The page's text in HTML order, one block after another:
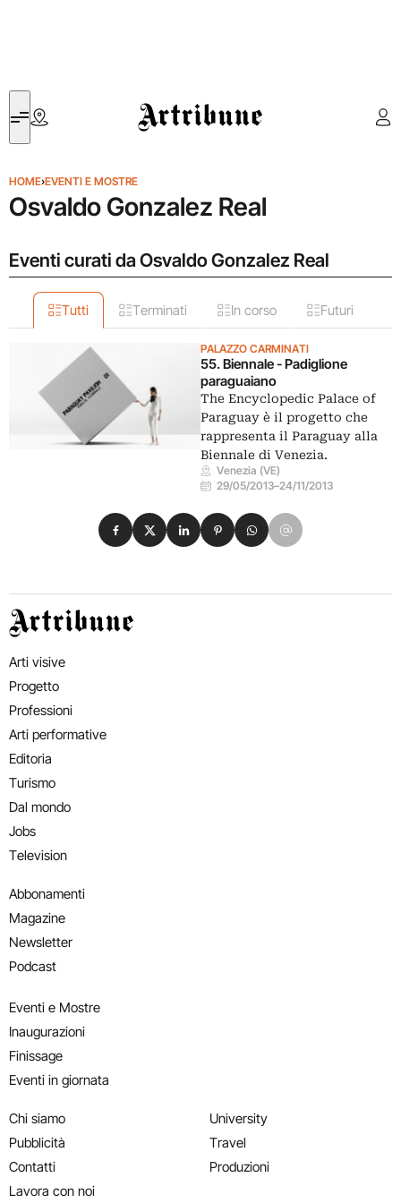
Artribune
HOME›EVENTI E MOSTRE
Osvaldo Gonzalez Real
Eventi curati da Osvaldo Gonzalez Real
Tutti Terminati In corso Futuri
PALAZZO CARMINATI
55. Biennale - Padiglione
paraguaiano
The Encyclopedic Palace of
Paraguay è il progetto che
rappresenta il Paraguay alla
Biennale di Venezia.
Venezia (VE)
29/05/2013–24/11/2013
Condividi su Facebook
Condividi su X
Condividi su LinkedIn
Condividi su Pinterest
Condividi su WhatsApp
Condividi su Email
Artribune
Arti visive
Progetto
Professioni
Arti performative
Editoria
Turismo
Dal mondo
Jobs
Television
Abbonamenti
Magazine
Newsletter
Podcast
Eventi e Mostre
Inaugurazioni
Finissage
Eventi in giornata
Chi siamo
Pubblicità
Contatti
Lavora con noi
University
Travel
Produzioni